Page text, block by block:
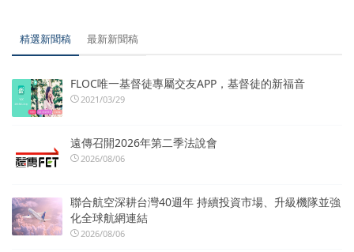
精選新聞稿 最新新聞稿
FLOC唯一基督徒專屬交友APP，基督徒的新福音
2021/03/29
遠傳召開2026年第二季法說會
2026/08/06
聯合航空深耕台灣40週年 持續投資市場、升級機隊並強
化全球航網連結
2026/08/06